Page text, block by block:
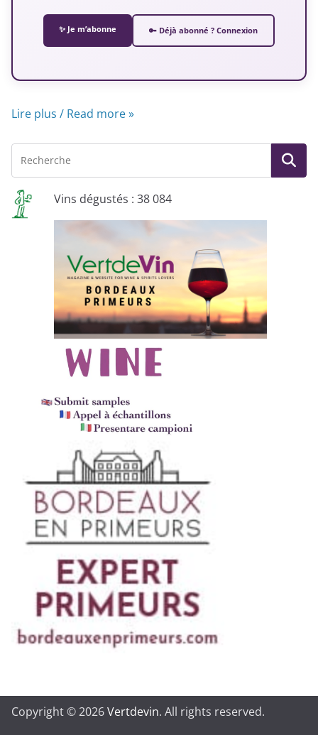
✨ Je m’abonne 🔑 Déjà abonné ? Connexion
Lire plus / Read more »
Vins dégustés : 38 084
Copyright © 2026Vertdevin. All rights reserved.